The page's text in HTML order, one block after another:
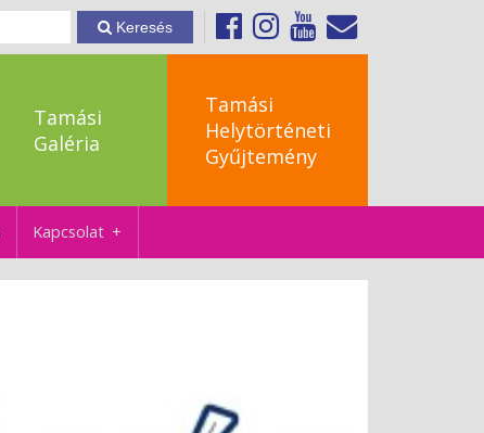
Keresés
Tamási
Galéria
Tamási
Helytörténeti
Gyűjtemény
Kapcsolat